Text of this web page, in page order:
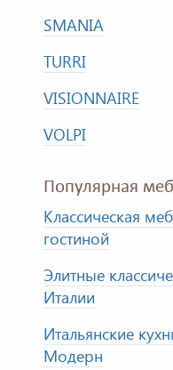
SMANIA
TURRI
VISIONNAIRE
VOLPI
Популярная
Классическая
гостиной
Элитные
Италии
Итальянские
Модерн